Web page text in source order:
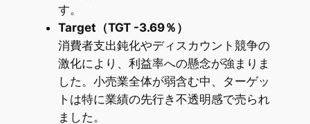
す。
Target（TGT -3.69％）
消費者支出鈍化やディスカウント競争の
激化により、利益率への懸念が強まりま
した。小売業全体が弱含む中、ターゲッ
トは特に業績の先行き不透明感で売られ
ました。